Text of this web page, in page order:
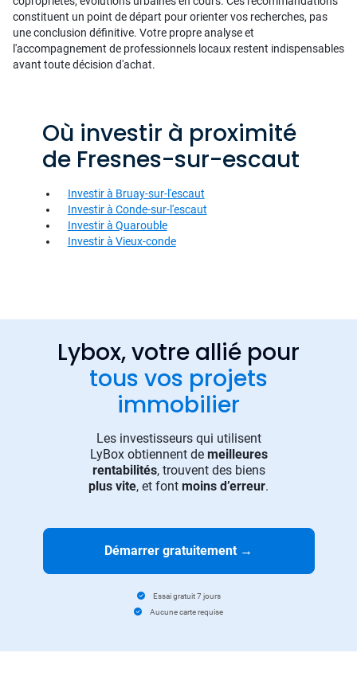
constituent un point de départ pour orienter vos recherches, pas
une conclusion définitive. Votre propre analyse et
l'accompagnement de professionnels locaux restent indispensables
avant toute décision d'achat.
Où investir à proximité
de Fresnes-sur-escaut
Investir à Bruay-sur-l'escaut
Investir à Conde-sur-l'escaut
Investir à Quarouble
Investir à Vieux-conde
Lybox, votre allié pour
tous vos projets
immobilier
Les investisseurs qui utilisent
LyBox obtiennent de meilleures
rentabilités, trouvent des biens
plus vite, et font moins d’erreur.
Démarrer gratuitement →
Essai gratuit 7 jours
Aucune carte requise